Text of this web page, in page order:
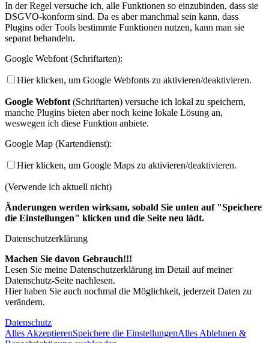
In der Regel versuche ich, alle Funktionen so einzubinden, dass sie
DSGVO-konform sind. Da es aber manchmal sein kann, dass
Plugins oder Tools bestimmte Funktionen nutzen, kann man sie
separat behandeln.
Google Webfont (Schriftarten):
Hier klicken, um Google Webfonts zu aktivieren/deaktivieren.
Google Webfont (Schriftarten) versuche ich lokal zu speichern,
manche Plugins bieten aber noch keine lokale Lösung an,
weswegen ich diese Funktion anbiete.
Google Map (Kartendienst):
Hier klicken, um Google Maps zu aktivieren/deaktivieren.
(Verwende ich aktuell nicht)
Änderungen werden wirksam, sobald Sie unten auf "Speichere
die Einstellungen" klicken und die Seite neu lädt.
Datenschutzerklärung
Machen Sie davon Gebrauch!!!
Lesen Sie meine Datenschutzerklärung im Detail auf meiner
Datenschutz-Seite nachlesen.
Hier haben Sie auch nochmal die Möglichkeit, jederzeit Daten zu
verändern.
Datenschutz
Alles AkzeptierenSpeichere die EinstellungenAlles Ablehnen &